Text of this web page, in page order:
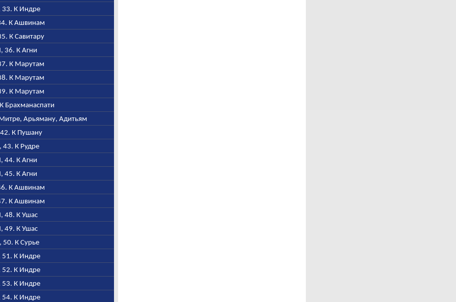
33. К Индре
К Ашвинам
К Савитару
I, 36. К Агни
К Марутам
К Марутам
К Марутам
Брахманаспати
Арьяману, Адитьям
К Пушану
43. К Рудре
I, 44. К Агни
I, 45. К Агни
К Ашвинам
К Ашвинам
I, 48. К Ушас
I, 49. К Ушас
50. К Сурье
51. К Индре
52. К Индре
53. К Индре
54. К Индре